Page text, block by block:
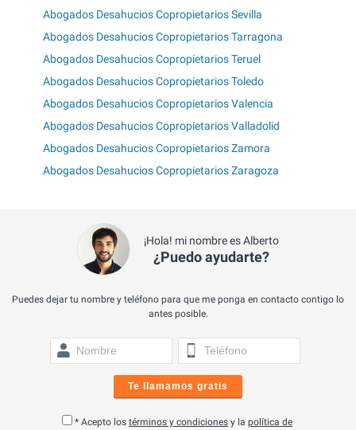
Abogados Desahucios Copropietarios Sevilla
Abogados Desahucios Copropietarios Tarragona
Abogados Desahucios Copropietarios Teruel
Abogados Desahucios Copropietarios Toledo
Abogados Desahucios Copropietarios Valencia
Abogados Desahucios Copropietarios Valladolid
Abogados Desahucios Copropietarios Zamora
Abogados Desahucios Copropietarios Zaragoza
¡Hola! mi nombre es Alberto
¿Puedo ayudarte?
Puedes dejar tu nombre y teléfono para que me ponga en contacto contigo lo
antes posible.
Te llamamos gratis
* Acepto los términos y condiciones y la política de